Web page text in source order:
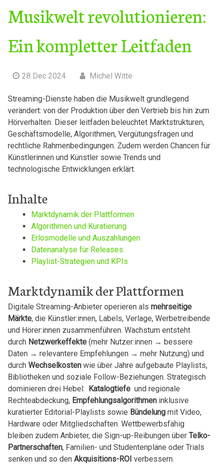
Musikwelt revolutionieren:
Ein kompletter Leitfaden
28 Dec 2024 Michel Witte
Streaming-Dienste ⁣haben die Musikwelt‌ grundlegend
verändert:‌ von​ der Produktion über den Vertrieb⁤ bis hin zum
Hörverhalten. Dieser leitfaden beleuchtet ⁤Marktstrukturen,
⁤Geschäftsmodelle, Algorithmen, Vergütungsfragen und
⁤rechtliche ​Rahmenbedingungen.⁢ Zudem werden Chancen ‌für
Künstlerinnen und Künstler ⁢sowie Trends‍ und ​
technologische‍ Entwicklungen erklärt.
Inhalte
Marktdynamik ‍der​ Plattformen
Algorithmen und Kuratierung
Erlösmodelle und Auszahlungen
Datenanalyse für Releases
Playlist-Strategien und⁢ KPIs
Marktdynamik der Plattformen
Digitale Streaming-Anbieter operieren als mehrseitige
Märkte, die‌ Künstler:innen,‍ Labels, ⁢Verlage,⁢ Werbetreibende
und Hörer:innen‌ zusammenführen. Wachstum ⁣entsteht
durch⁤ Netzwerkeffekte⁢(mehr Nutzer:innen →​ bessere
Daten ⁢→⁤ relevantere Empfehlungen⁢ →‌ mehr Nutzung) ‍und
durch Wechselkosten‍wie ⁤über Jahre aufgebaute Playlists,
‍Bibliotheken ‍und soziale⁤ Follow-Beziehungen. Strategisch
dominieren ⁢drei⁢ Hebel: ‌ Katalogtiefe​ und regionale
‍Rechteabdeckung, Empfehlungsalgorithmeninklusive⁢
kuratierter ⁢Editorial-Playlists⁢ sowie Bündelungmit Video,
‌Hardware oder​ Mitgliedschaften.⁤ Wettbewerbsfähig
bleiben zudem Anbieter, die‌ Sign-up-Reibungen über Telko-
Partnerschaften, ​Familien- und ‍Studentenpläne⁤ oder Trials
senken und ⁢so den Akquisitions-ROI verbessern.